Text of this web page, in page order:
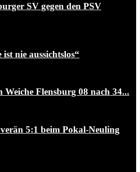
SV gegen den PSV
nie aussichtslos“
Weiche Flensburg 08 nach 34...
5:1 beim Pokal-Neuling